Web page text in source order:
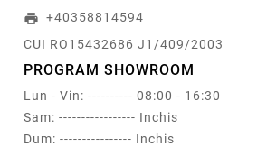
print +40358814594
CUI RO15432686 J1/409/2003
PROGRAM SHOWROOM
Lun - Vin: ---------- 08:00 - 16:30
Sam: ----------------- Inchis
Dum: ---------------- Inchis